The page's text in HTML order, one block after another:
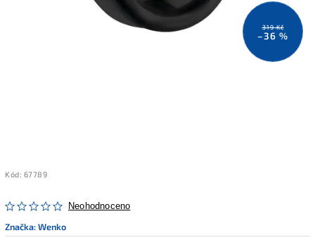
319 Kč
–36 %
Kód: 67789
Neohodnoceno
Značka:Wenko